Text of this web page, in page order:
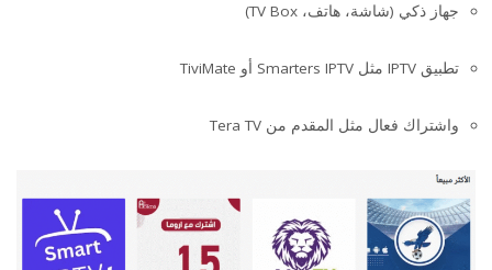
جهاز ذكي (شاشة، هاتف، TV Box)
تطبيق IPTV مثل Smarters IPTV أو TiviMate
واشتراك فعال مثل المقدم من Tera TV